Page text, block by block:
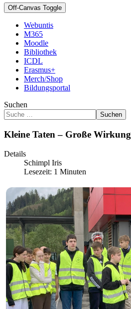
Off-Canvas Toggle
Webuntis
M365
Moodle
Bibliothek
ICDL
Erasmus+
Merch/Shop
Bildungsportal
Suchen
Suchen
Kleine Taten – Große Wirkung
Details
Schimpl Iris
Lesezeit: 1 Minuten